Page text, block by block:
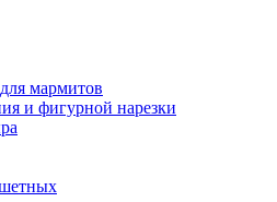
мармитов
и фигурной нарезки